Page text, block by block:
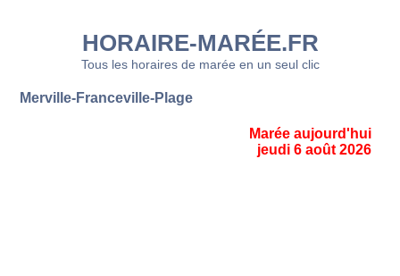
HORAIRE-MARÉE.FR
Tous les horaires de marée en un seul clic
Merville-Franceville-Plage
Marée aujourd'hui
jeudi 6 août 2026